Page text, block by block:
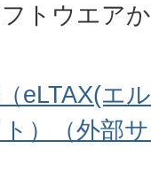
トウエア
eLTAX(エ
）（外部